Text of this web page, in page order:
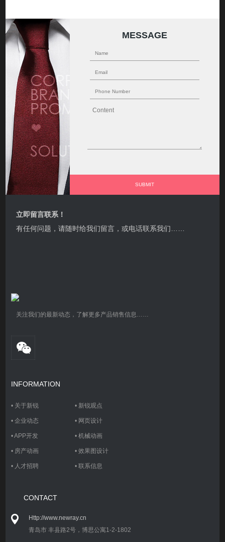
MESSAGE
立即留言联系！
有任何问题，请随时给我们留言，或电话联系我们……
关注我们的最新动态，了解更多产品销售信息……
INFORMATION
• 关于新锐 • 新锐观点
• 企业动态 • 网页设计
•APP开发 •机械动画
• 房产动画 •效果图设计
• 人才招聘 •联系信息
CONTACT
Http://www.newray.cn
青岛市 丰县路2号，博思公寓1-2-1802